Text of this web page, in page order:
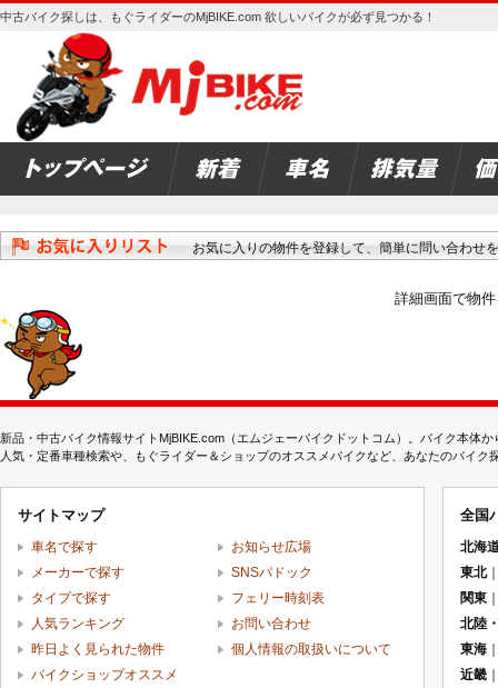
中古バイク探しは、もぐライダーのMjBIKE.com 欲しいバイクが必ず見つかる！
お気に入りの物件を登録して、簡単に問い合わせ
詳細画面で物
新品・中古バイク情報サイトMjBIKE.com（エムジェーバイクドットコム）。バイク本体
人気・定番車種検索や、もぐライダー＆ショップのオススメバイクなど、あなたのバイ
サイトマップ
車名で探す
メーカーで探す
タイプで探す
人気ランキング
昨日よく見られた物件
バイクショップオススメ
お知らせ広場
SNSパドック
フェリー時刻表
お問い合わせ
個人情報の取扱いについて
全国
北海
東北
関東
北陸
東海
近畿